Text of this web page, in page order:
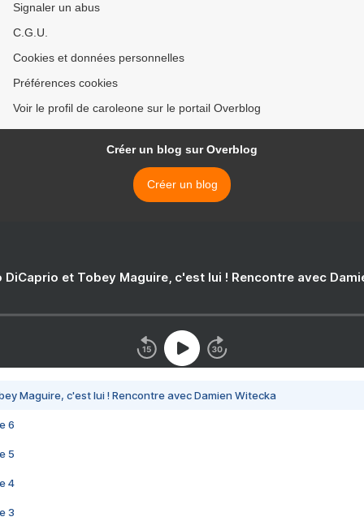
Signaler un abus
C.G.U.
Cookies et données personnelles
Préférences cookies
Voir le profil de caroleone sur le portail Overblog
Créer un blog sur Overblog
Créer un blog
DiCaprio et Tobey Maguire, c'est lui ! Rencontre avec
Maguire, c'est lui ! Rencontre avec Damien Witecka
6
5
4
3